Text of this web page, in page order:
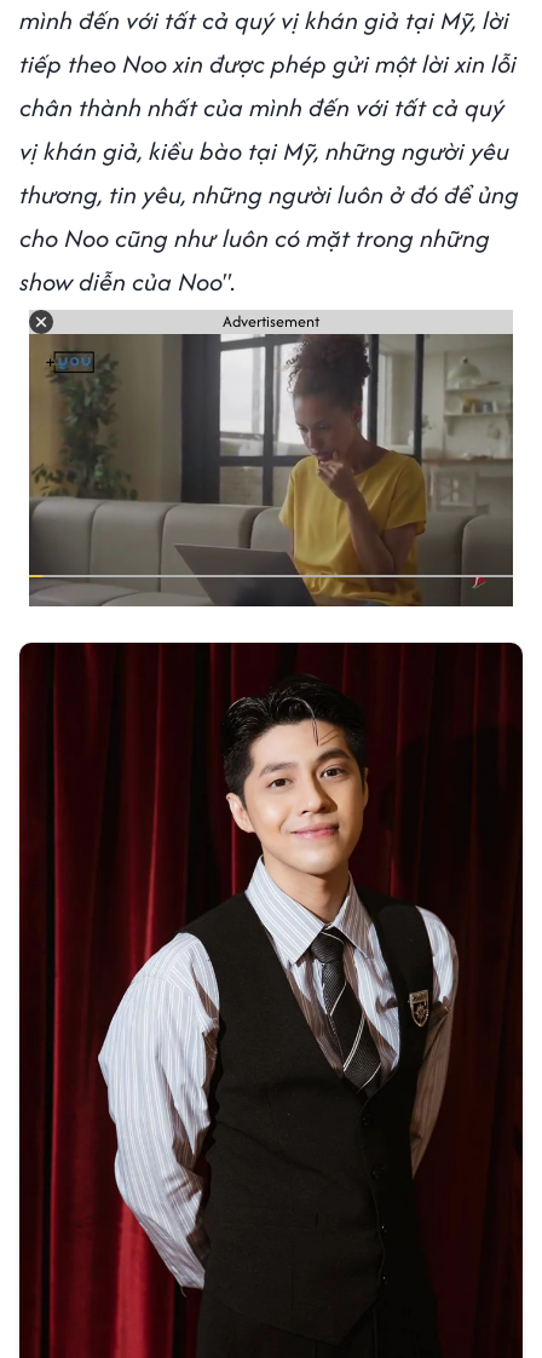
mình đến với tất cả quý vị khán giả tại Mỹ, lời
tiếp theo Noo xin được phép gửi một lời xin lỗi
chân thành nhất của mình đến với tất cả quý
vị khán giả, kiều bào tại Mỹ, những người yêu
thương, tin yêu, những người luôn ở đó để ủng
cho Noo cũng như luôn có mặt trong những
show diễn của Noo".
Advertisement